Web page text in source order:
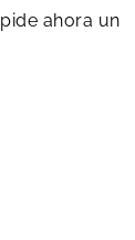
ahora un